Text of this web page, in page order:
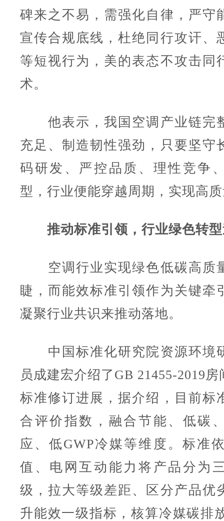
碑来之不易，需强化自律，严守
宣传合规底线，杜绝同行攻讦、
等短视行为，美的表态不攻击同
术。
他表示，我国空调产业链完
充足、制造韧性强劲，只要坚守
码研发、严控品质、理性竞争
型，行业便能穿越周期，实现高
推动标准引领，行业绿色转
空调行业实现绿色低碳高质
睫，而能效标准引领作为关键牵
凝聚行业共识来推动落地。
中国标准化研究院资源环境
员成建宏介绍了GB 21455-2019
标准修订进展，据介绍，目前标
合评价指数，融合节能、低碳
应、低GWP冷媒等维度。标准
值、电网互动能力将产品分为
级，拉大等级差距、区分产品优
升能效一级指标，核算冷媒碳排